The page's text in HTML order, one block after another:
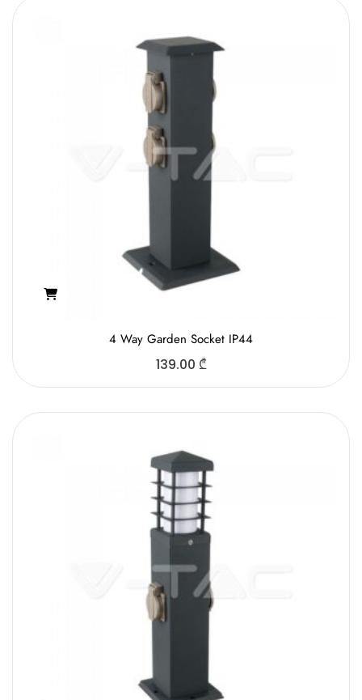
4 Way Gаrden Socket IP44
139.00 ₾